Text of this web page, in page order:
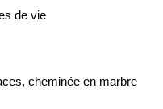
de vie
cheminée en marbre